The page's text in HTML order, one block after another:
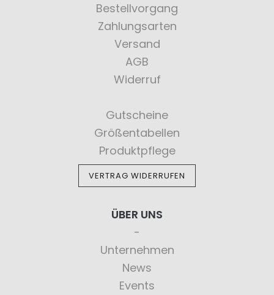
Bestellvorgang
Zahlungsarten
Versand
AGB
Widerruf
Gutscheine
Größentabellen
Produktpflege
VERTRAG WIDERRUFEN
ÜBER UNS
Unternehmen
News
Events